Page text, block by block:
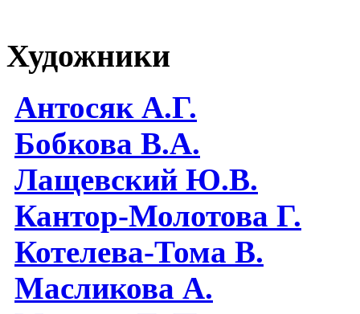
Художники
Антосяк А.Г.
Бобкова В.А.
Лащевский Ю.В.
Кантор-Молотова Г.
Котелева-Тома В.
Масликова А.